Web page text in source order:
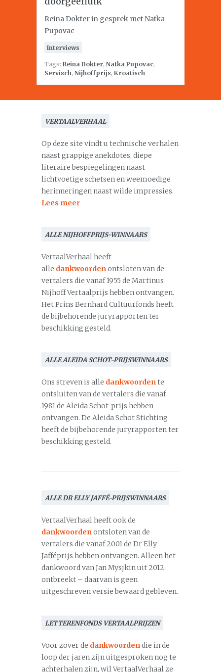
Reina Dokter in gesprek met Natka
Pupovac
Interviews
Tags: Reina Dokter, Natka Pupovac,
Servisch, Nijhoffprijs, Kroatisch
VERTAALVERHAAL
Op deze site vindt u technische verhalen
naast grappige anekdotes, diepe
literaire bespiegelingen naast
lichtvoetige schetsen en weemoedige
herinneringen naast wilde impressies.
Lees meer
ALLE NIJHOFFPRIJS-WINNAARS
VertaalVerhaal heeft
alle dankwoordenontsloten van de
vertalers die vanaf 1955 de Martinus
Nijhoff Vertaalprijs hebben ontvangen.
Het Prins Bernhard Cultuurfonds heeft
de bijbehorende juryrapporten ter
beschikking gesteld.
ALLE ALEIDA SCHOT-PRIJSWINNAARS
Ons streven is alle dankwoordente
ontsluiten van de vertalers die vanaf
1981 de Aleida Schot-prijs hebben
ontvangen. De Aleida Schot Stichting
heeft de bijbehorende juryrapporten ter
beschikking gesteld.
ALLE DR ELLY JAFFÉ-PRIJSWINNAARS
VertaalVerhaal heeft ook de
dankwoordenontsloten van de
vertalers die vanaf 2001 de Dr Elly
Jafféprijs hebben ontvangen. Alleen het
dankwoord van Jan Mysjkin uit 2012
ontbreekt – daarvan is geen
uitgeschreven versie bewaard gebleven.
LETTERENFONDS VERTAALPRIJZEN
Voor zover de dankwoordendie in de
loop der jaren zijn uitgesproken nog te
achterhalen zijn, wil VertaalVerhaal ze